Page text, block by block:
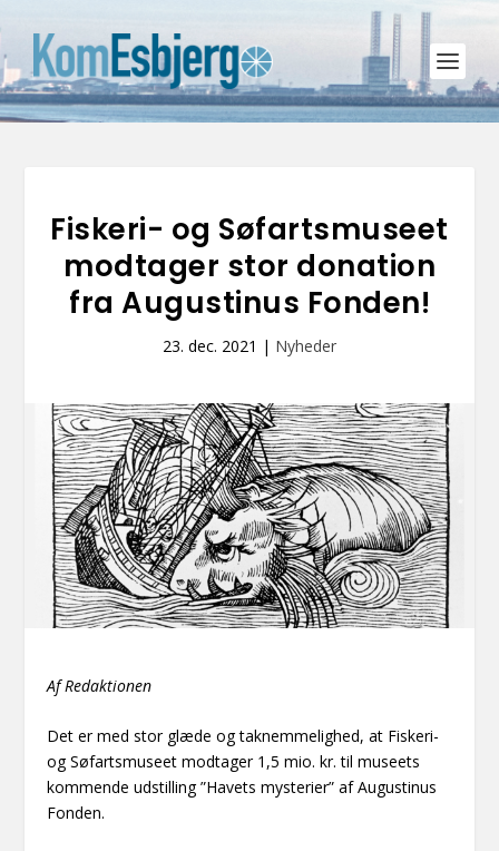
Fiskeri- og Søfartsmuseet
modtager stor donation
fra Augustinus Fonden!
23. dec. 2021 | Nyheder
Af Redaktionen
Det er med stor glæde og taknemmelighed, at Fiskeri-
og Søfartsmuseet modtager 1,5 mio. kr. til museets
kommende udstilling ”Havets mysterier” af Augustinus
Fonden.